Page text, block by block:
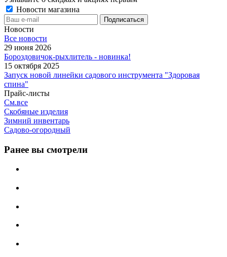
Новости магазина
Новости
Все новости
29 июня 2026
Бороздовичок-рыхлитель - новинка!
15 октября 2025
Запуск новой линейки садового инструмента "Здоровая
спина"
Прайс-листы
См.все
Скобяные изделия
Зимний инвентарь
Садово-огородный
Ранее вы смотрели